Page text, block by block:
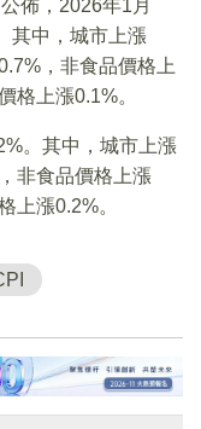
佈，2026年1月
其中，城市上漲
，非食品價格上
格上漲0.1%。
。其中，城市上漲
非食品價格上漲
上漲0.2%。